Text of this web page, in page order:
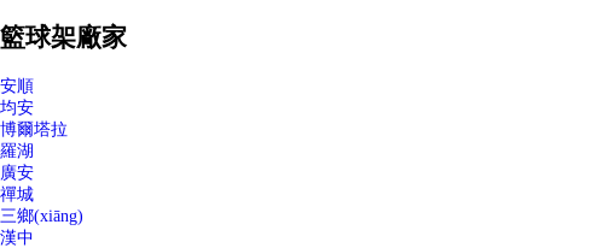
籃球架廠家
安順
均安
博爾塔拉
羅湖
廣安
禪城
三鄉(xiāng)
漢中